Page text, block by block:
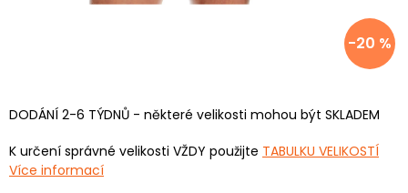
-20 %
DODÁNÍ 2-6 TÝDNŮ - některé velikosti mohou být SKLADEM
K určení správné velikosti VŽDY použijte TABULKU VELIKOSTÍ
Více informací